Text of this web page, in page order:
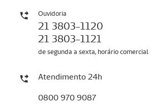
Ouvidoria
21 3803-1120
21 3803-1121
de segunda a sexta, horário comercial
Atendimento 24h
0800 970 9087